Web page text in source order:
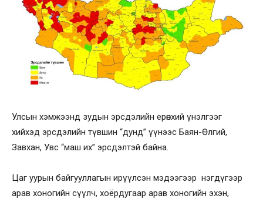
Улсын хэмжээнд зудын эрсдэлийн ерөнхий үнэлгээг
хийхэд эрсдэлийн түвшин “дунд” үүнээс Баян-Өлгий,
Завхан, Увс “маш их” эрсдэлтэй байна.
Цаг уурын байгууллагын ирүүлсэн мэдээгээр нэгдүгээр
арав хоногийн сүүлч, хоёрдугаар арав хоногийн эхэн,